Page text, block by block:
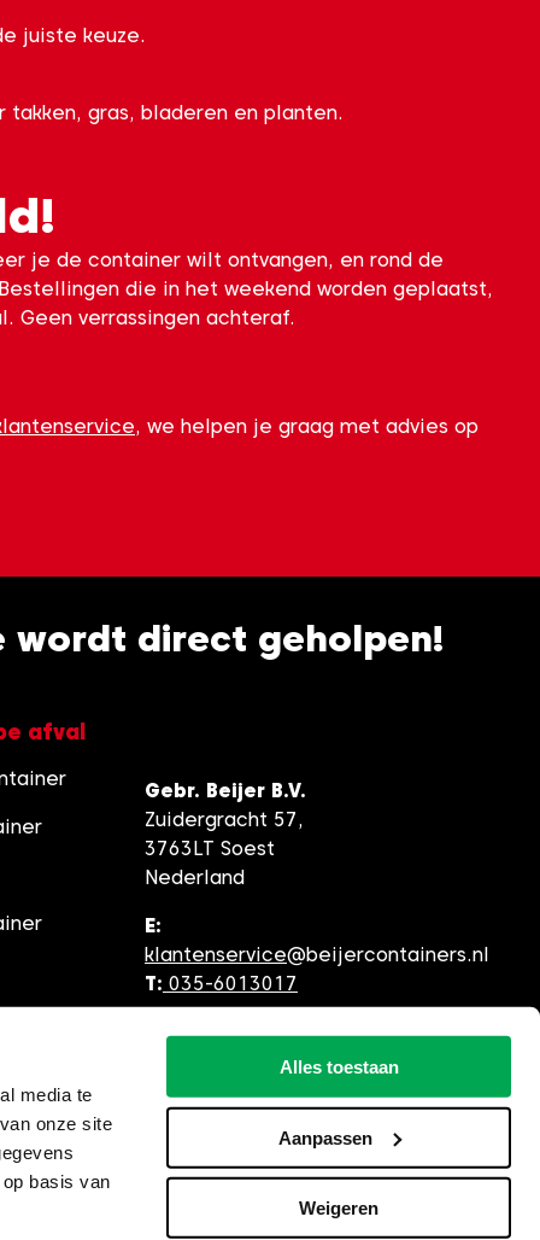
media te
onze site
basis van
Alles toestaan
Aanpassen
Weigeren
juiste keuze.
takken, gras, bladeren en planten.
je de container wilt ontvangen, en rond de
die in het weekend worden geplaatst,
Geen verrassingen achteraf.
, we helpen je graag met advies op
wordt direct geholpen!
afval
Gebr. Beijer B.V.
Zuidergracht 57,
3763LT Soest
Nederland
E:
klantenservice@beijercontainers.nl
T: 035-6013017